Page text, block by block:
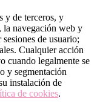
y de terceros, y
la navegación web y
de usuario;
Cualquier acción
cuando legalmente se
y segmentación
instalación de
de cookies.